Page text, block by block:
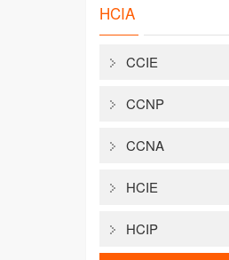
HCIA
CCIE
CCNP
CCNA
HCIE
HCIP